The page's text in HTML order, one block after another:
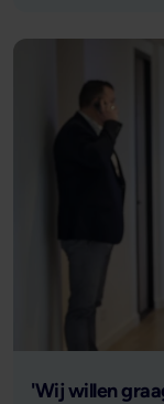
Lees verder
'Wij willen